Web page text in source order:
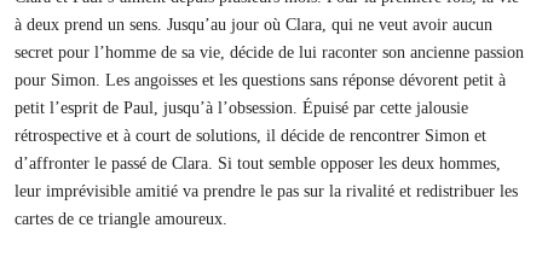
à deux prend un sens. Jusqu’au jour où Clara, qui ne veut avoir aucun
secret pour l’homme de sa vie, décide de lui raconter son ancienne passion
pour Simon. Les angoisses et les questions sans réponse dévorent petit à
petit l’esprit de Paul, jusqu’à l’obsession. Épuisé par cette jalousie
rétrospective et à court de solutions, il décide de rencontrer Simon et
d’affronter le passé de Clara. Si tout semble opposer les deux hommes,
leur imprévisible amitié va prendre le pas sur la rivalité et redistribuer les
cartes de ce triangle amoureux.